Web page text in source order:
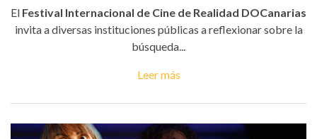
El Festival Internacional de Cine de Realidad DOCanarias
invita a diversas instituciones públicas a reflexionar sobre la
búsqueda...
Leer más